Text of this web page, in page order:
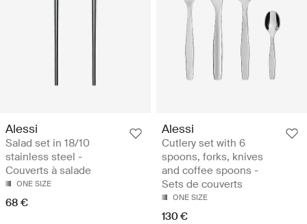
Alessi
Salad set in 18/10
stainless steel -
Couverts à salade
ONE SIZE
68 €
Alessi
Cutlery set with 6
spoons, forks, knives
and coffee spoons -
Sets de couverts
ONE SIZE
130 €